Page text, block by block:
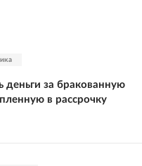
деньги за бракованную
в рассрочку